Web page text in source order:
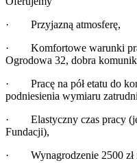
· Przyjazną atmosferę,
· Komfortowe warunki
Ogrodowa 32, dobra
· Pracę na pół etatu do
podniesienia wymiaru
· Elastyczny czas pracy
Fundacji),
· Wynagrodzenie 2500 zł